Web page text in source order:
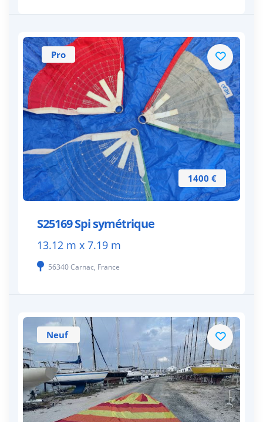
1400 €
Pro
S25169 Spi symétrique
13.12 m x 7.19 m
56340 Carnac, France
Neuf